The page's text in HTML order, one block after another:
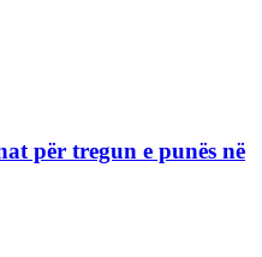
për tregun e punës në